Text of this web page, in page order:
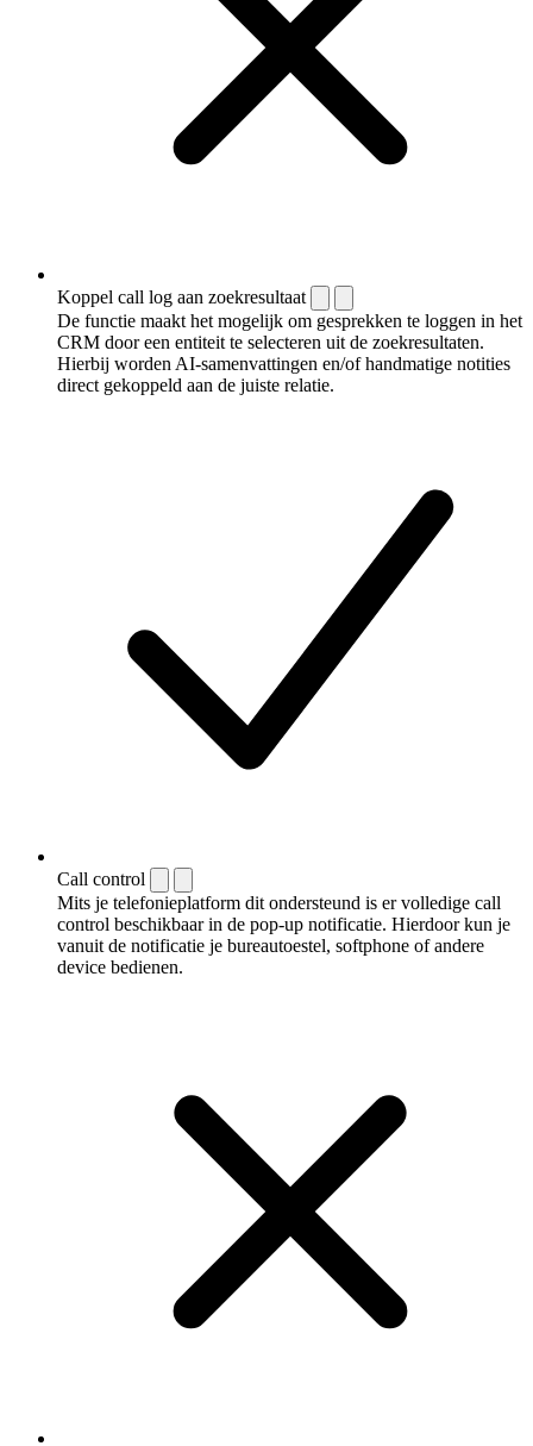
Koppel call log aan zoekresultaat
De functie maakt het mogelijk om gesprekken te loggen in het
CRM door een entiteit te selecteren uit de zoekresultaten.
Hierbij worden AI-samenvattingen en/of handmatige notities
direct gekoppeld aan de juiste relatie.
Call control
Mits je telefonieplatform dit ondersteund is er volledige call
control beschikbaar in de pop-up notificatie. Hierdoor kun je
vanuit de notificatie je bureautoestel, softphone of andere
device bedienen.